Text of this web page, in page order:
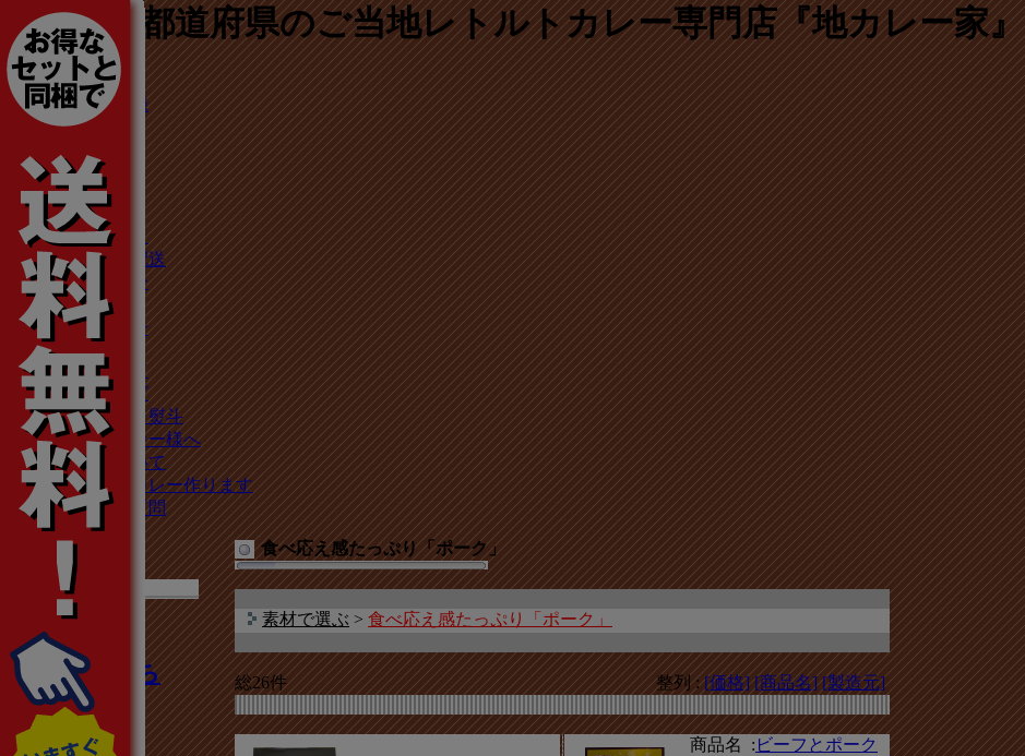
47都道府県のご当地レトルトカレー専門店『地カレー家』
ログイン
新規会員登録
注文照会
ポイント
ホーム
商品一覧
商品カテゴリ
お支払い・配送
運営者の紹介
新着情報
お問い合わせ
ご利用ガイド
商品カタログ
ラッピング・熨斗
カレーメーカー様へ
卸販売について
オリジナルカレー作ります
よくあるご質問
新商品はこち
ら！
食べ応え感たっぷり「ポーク」
素材で選ぶ > 食べ応え感たっぷり「ポーク」
総26件 整列 :[価格] [商品名] [製造元]
商品名 : ビーフとポーク